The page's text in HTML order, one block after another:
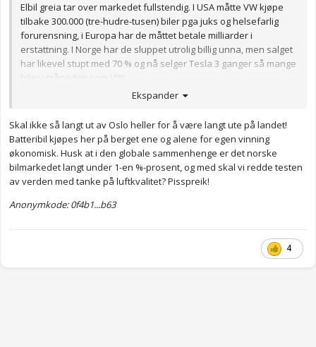
Elbil greia tar over markedet fullstendig. I USA måtte VW kjøpe
tilbake 300.000 (tre-hudre-tusen) biler pga juks og helsefarlig
forurensning, i Europa har de måttet betale milliarder i
erstattning. I Norge har de sluppet utrolig billig unna, men salget
har likevel stupt med 70 % og nå selger Tesla 3 ganger så mange
biler i måneden som VW.
Ville ikke kjøpt diesel nå med mindre jeg bodde
Anonymkode: cc05e...8e0
Ekspander
Skal ikke så langt ut av Oslo heller for å være langt ute på landet!
Batteribil kjøpes her på berget ene og alene for egen vinning
økonomisk. Husk at i den globale sammenhenge er det norske
bilmarkedet langt under 1-en %-prosent, og med skal vi redde testen
av verden med tanke på luftkvalitet? Pisspreik!
Anonymkode: 0f4b1...b63
4